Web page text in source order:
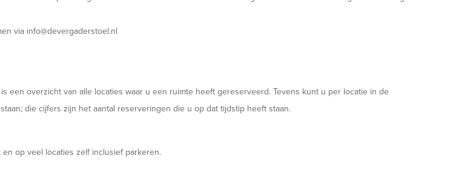
via info@devergaderstoel.nl
een overzicht van alle locaties waar u een ruimte heeft gereserveerd. Tevens kunt u per locatie in de
die cijfers zijn het aantal reserveringen die u op dat tijdstip heeft staan.
op veel locaties zelf inclusief parkeren.